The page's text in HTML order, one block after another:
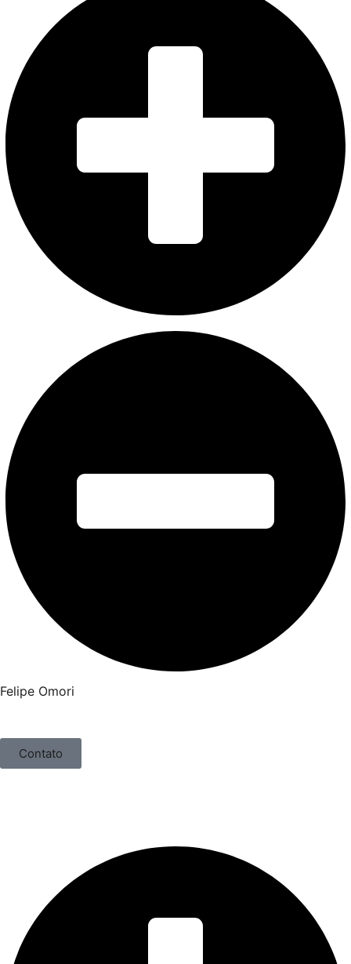
Felipe Omori
Contato